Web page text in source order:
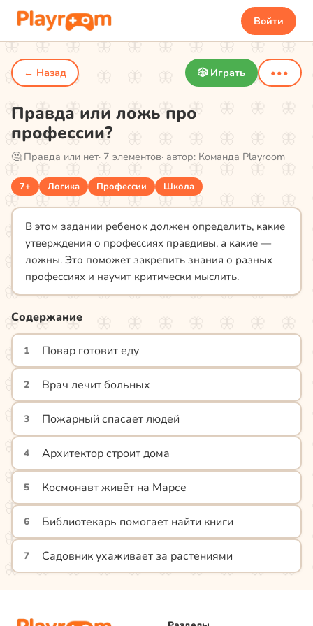
Войти
← Назад 🎲 Играть •••
Правда или ложь про
профессии?
🤔 Правда или нет· 7 элементов· автор: Команда Playroom
7+ Логика Профессии Школа
В этом задании ребенок должен определить, какие
утверждения о профессиях правдивы, а какие —
ложны. Это поможет закрепить знания о разных
профессиях и научит критически мыслить.
Содержание
1 Повар готовит еду
2 Врач лечит больных
3 Пожарный спасает людей
4 Архитектор строит дома
5 Космонавт живёт на Марсе
6 Библиотекарь помогает найти книги
7 Садовник ухаживает за растениями